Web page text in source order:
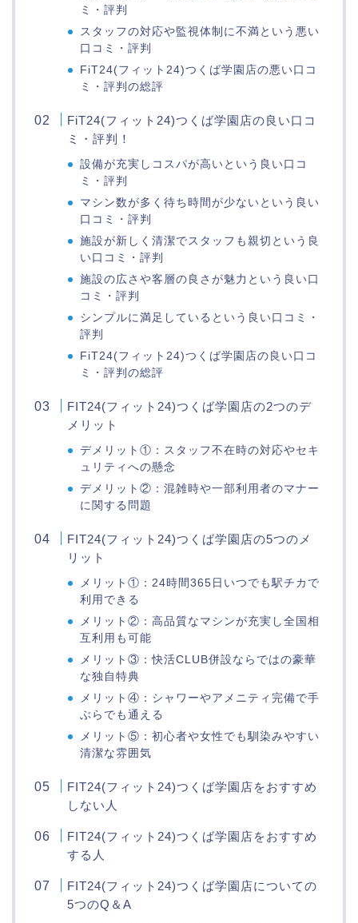
ミ・評判
スタッフの対応や監視体制に不満という悪い
口コミ・評判
FiT24(フィット24)つくば学園店の悪い口コ
ミ・評判の総評
FiT24(フィット24)つくば学園店の良い口コ
ミ・評判！
設備が充実しコスパが高いという良い口コ
ミ・評判
マシン数が多く待ち時間が少ないという良い
口コミ・評判
施設が新しく清潔でスタッフも親切という良
い口コミ・評判
施設の広さや客層の良さが魅力という良い口
コミ・評判
シンプルに満足しているという良い口コミ・
評判
FiT24(フィット24)つくば学園店の良い口コ
ミ・評判の総評
FIT24(フィット24)つくば学園店の2つのデ
メリット
デメリット①：スタッフ不在時の対応やセキ
ュリティへの懸念
デメリット②：混雑時や一部利用者のマナー
に関する問題
FIT24(フィット24)つくば学園店の5つのメ
リット
メリット①：24時間365日いつでも駅チカで
利用できる
メリット②：高品質なマシンが充実し全国相
互利用も可能
メリット③：快活CLUB併設ならではの豪華
な独自特典
メリット④：シャワーやアメニティ完備で手
ぶらでも通える
メリット⑤：初心者や女性でも馴染みやすい
清潔な雰囲気
FIT24(フィット24)つくば学園店をおすすめ
しない人
FIT24(フィット24)つくば学園店をおすすめ
する人
FIT24(フィット24)つくば学園店についての
5つのQ＆A